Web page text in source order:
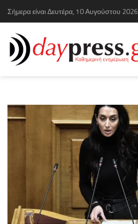
Σήμερα είναι Δευτέρα, 10 Αυγούστου 2026